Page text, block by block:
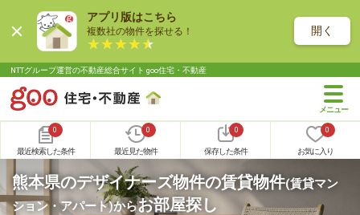
アプリ版はこちら
複数社の物件を探せる！ 開く
NTTグループ運営の不動産総合サイト goo住宅・不動産
0
最近検索した条件
0
最近見た物件
0
保存した条件
0
お気に入り
熊本県のデザイナーズ物件の賃貸物件(賃貸マン
ション・アパート)からお部屋探し